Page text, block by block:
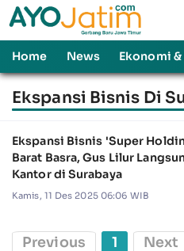
Home News Ekonomi
Ekspansi Bisnis Di
Ekspansi Bisnis 'Super
Barat Basra, Gus Lilur
Kantor di Surabaya
Kamis, 11 Des 2025 06:06 WIB
Previous 1 Next